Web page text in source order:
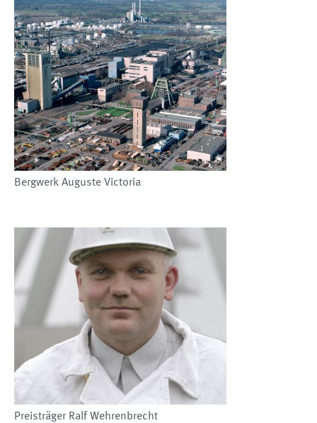
Bergwerk Auguste Victoria
Preisträger Ralf Wehrenbrecht